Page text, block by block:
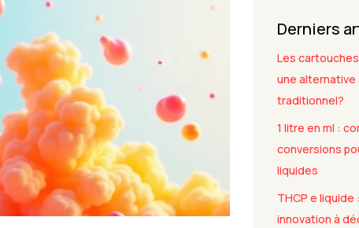
Derniers
Les
une alternative
traditionnel?
1 litre en ml :
conversions
liquides
THCP e liquide
innovation à